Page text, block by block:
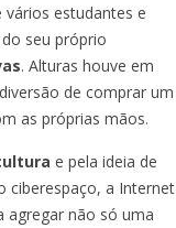
estudantes e
seu próprio
. Alturas houve em
de comprar um
as próprias mãos.
e pela ideia de
ciberespaço, a Internet
agregar não só uma